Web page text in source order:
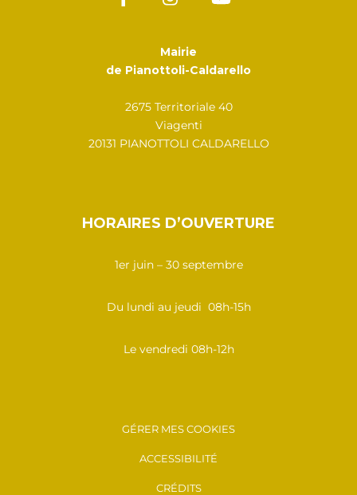
Mairie
de Pianottoli-Caldarello
2675 Territoriale 40
Viagenti
20131 PIANOTTOLI CALDARELLO
HORAIRES D’OUVERTURE
1er juin – 30 septembre
Du lundi au jeudi 08h-15h
Le vendredi 08h-12h
GÉRER MES COOKIES
ACCESSIBILITÉ
CRÉDITS